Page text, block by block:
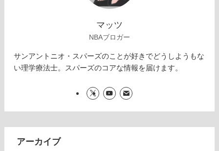
マッツ
NBAブロガー
サンアントニオ・スパーズのことが好きでどうしようもな
い理学療法士。スパーズのコアな情報を届けます。
アーカイブ